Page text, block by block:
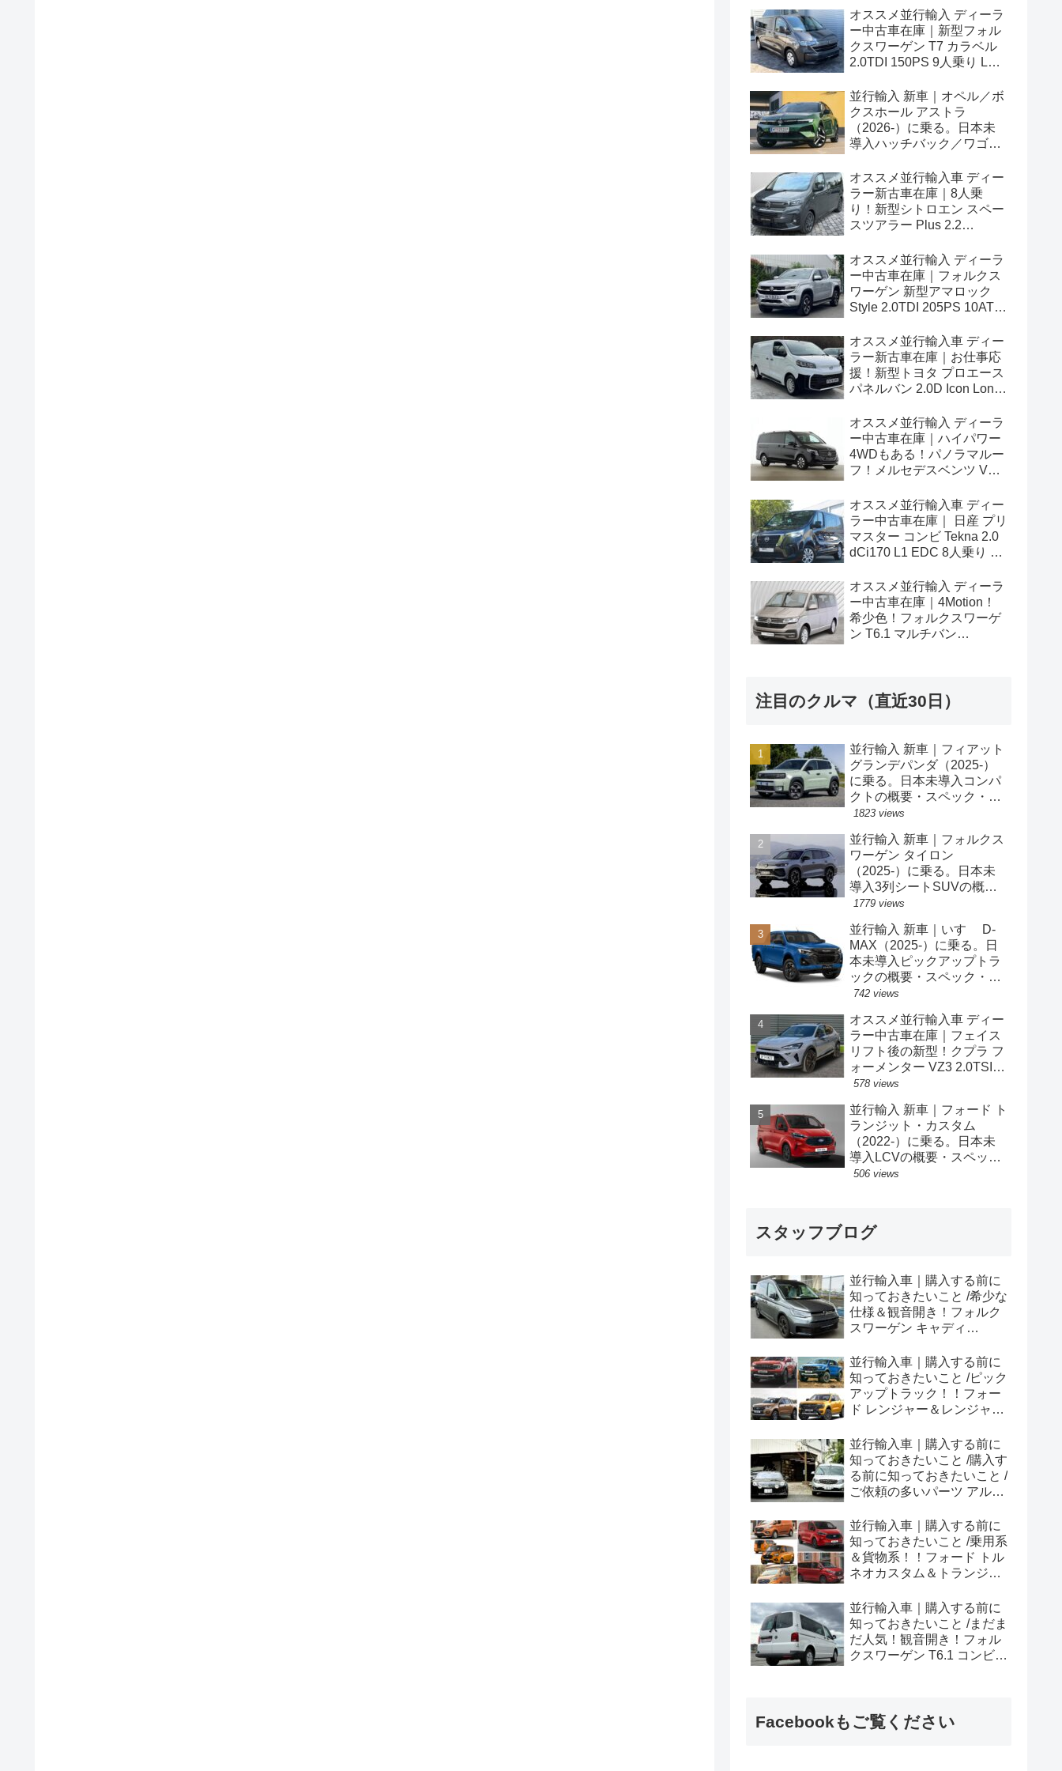
オススメ並行輸入 ディーラ
ー中古車在庫｜新型フォル
クスワーゲン T7 カラベル
2.0TDI 150PS 9人乗り LWB
並行輸入 新車｜オペル／ボ
クスホール アストラ
（2026-）に乗る。日本未
導入ハッチバック／ワゴン
情報。
オススメ並行輸入車 ディー
ラー新古車在庫｜8人乗
り！新型シトロエン スペー
スツアラー Plus 2.2
ドル
オススメ並行輸入 ディーラ
ー中古車在庫｜フォルクス
ワーゲン 新型アマロック
Style 2.0TDI 205PS 10AT
オススメ並行輸入車 ディー
ラー新古車在庫｜お仕事応
援！新型トヨタ プロエース
パネルバン 2.0D Icon Long
オススメ並行輸入 ディーラ
ー中古車在庫｜ハイパワー
4WDもある！パノラマルー
フ！メルセデスベンツ Vク
ロング 4Matic 9G-Tronic 左
ハンドル
オススメ並行輸入車 ディー
ラー中古車在庫｜ 日産 プリ
マスター コンビ Tekna 2.0
dCi170 L1 EDC 8人乗り 左
オススメ並行輸入 ディーラ
ー中古車在庫｜4Motion！
希少色！フォルクスワーゲ
ン T6.1 マルチバン
注目のクルマ（直近30日）
並行輸入 新車｜フィアット
グランデパンダ（2025-）
に乗る。日本未導入コンパ
クトの概要・スペック・価
格の情報。
1823 views
並行輸入 新車｜フォルクス
ワーゲン タイロン
（2025-）に乗る。日本未
導入3列シートSUVの概
要・スペック・価格の情
1779 views
並行輸入 新車｜いすゞ D-
MAX（2025-）に乗る。日
本未導入ピックアップトラ
ックの概要・スペック・価
格の情報。
742 views
オススメ並行輸入車 ディー
ラー中古車在庫｜フェイス
リフト後の新型！クプラ フ
ォーメンター VZ3 2.0TSI
333PS 4Drive 7DSG 右ハン
578 views
並行輸入 新車｜フォード ト
ランジット・カスタム
（2022-）に乗る。日本未
導入LCVの概要・スペッ
ク・価格の情報。
506 views
スタッフブログ
並行輸入車｜購入する前に
知っておきたいこと /希少な
仕様＆観音開き！フォルク
スワーゲン キャディ
並行輸入車｜購入する前に
知っておきたいこと /ピック
アップトラック！！フォー
ド レンジャー＆レンジャー
め！
並行輸入車｜購入する前に
知っておきたいこと /購入す
る前に知っておきたいこと /
ご依頼の多いパーツ アルピ
やカスタム・チューニング
パーツも何とかなる！②
並行輸入車｜購入する前に
知っておきたいこと /乗用系
＆貨物系！！フォード トル
ネオカスタム＆トランジッ
め！
並行輸入車｜購入する前に
知っておきたいこと /まだま
だ人気！観音開き！フォル
クスワーゲン T6.1 コンビ横
Facebookもご覧ください